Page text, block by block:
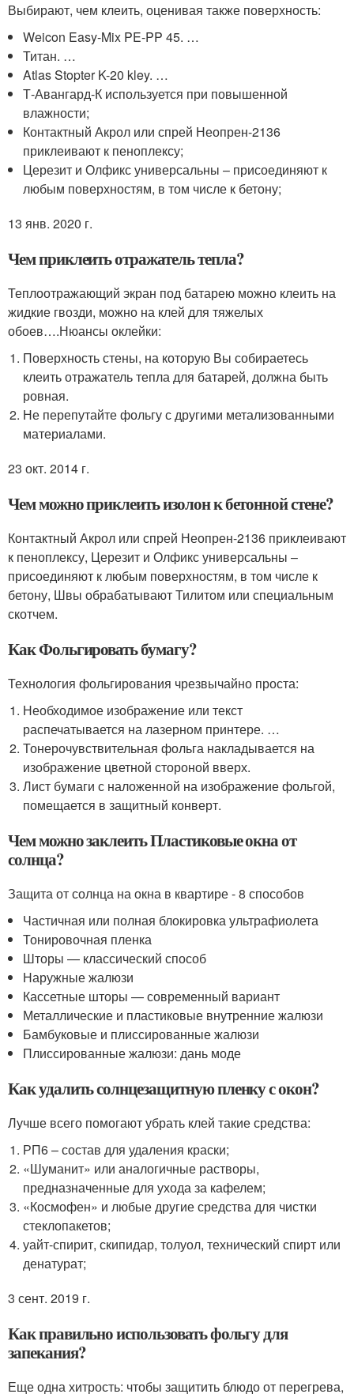
Выбирают, чем клеить, оценивая также поверхность:
Weicon Easy-Mix PE-PP 45. …
Титан. …
Atlas Stopter K-20 kley. …
Т-Авангард-К используется при повышенной
влажности;
Контактный Акрол или спрей Неопрен-2136
приклеивают к пеноплексу;
Церезит и Олфикс универсальны – присоединяют к
любым поверхностям, в том числе к бетону;
13 янв. 2020 г.
Чем приклеить отражатель тепла?
Теплоотражающий экран под батарею можно клеить на
жидкие гвозди, можно на клей для тяжелых
обоев….Нюансы оклейки:
Поверхность стены, на которую Вы собираетесь
клеить отражатель тепла для батарей, должна быть
ровная.
Не перепутайте фольгу с другими метализованными
материалами.
23 окт. 2014 г.
Чем можно приклеить изолон к бетонной стене?
Контактный Акрол или спрей Неопрен-2136 приклеивают
к пеноплексу, Церезит и Олфикс универсальны –
присоединяют к любым поверхностям, в том числе к
бетону, Швы обрабатывают Тилитом или специальным
скотчем.
Как Фольгировать бумагу?
Технология фольгирования чрезвычайно проста:
Необходимое изображение или текст
распечатывается на лазерном принтере. …
Тонерочувствительная фольга накладывается на
изображение цветной стороной вверх.
Лист бумаги с наложенной на изображение фольгой,
помещается в защитный конверт.
Чем можно заклеить Пластиковые окна от
солнца?
Защита от солнца на окна в квартире - 8 способов
Частичная или полная блокировка ультрафиолета
Тонировочная пленка
Шторы — классический способ
Наружные жалюзи
Кассетные шторы — современный вариант
Металлические и пластиковые внутренние жалюзи
Бамбуковые и плиссированные жалюзи
Плиссированные жалюзи: дань моде
Как удалить солнцезащитную пленку с окон?
Лучше всего помогают убрать клей такие средства:
РП6 – состав для удаления краски;
«Шуманит» или аналогичные растворы,
предназначенные для ухода за кафелем;
«Космофен» и любые другие средства для чистки
стеклопакетов;
уайт-спирит, скипидар, толуол, технический спирт или
денатурат;
3 сент. 2019 г.
Как правильно использовать фольгу для
запекания?
Еще одна хитрость: чтобы защитить блюдо от перегрева,